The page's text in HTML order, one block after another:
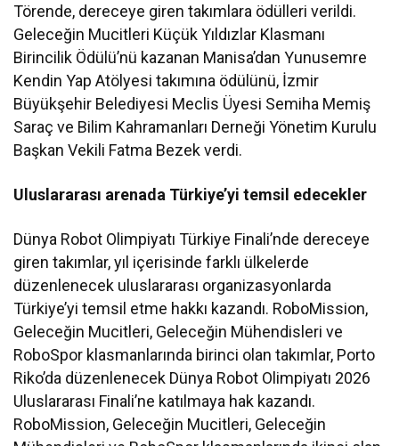
Törende, dereceye giren takımlara ödülleri verildi.
Geleceğin Mucitleri Küçük Yıldızlar Klasmanı
Birincilik Ödülü’nü kazanan Manisa’dan Yunusemre
Kendin Yap Atölyesi takımına ödülünü, İzmir
Büyükşehir Belediyesi Meclis Üyesi Semiha Memiş
Saraç ve Bilim Kahramanları Derneği Yönetim Kurulu
Başkan Vekili Fatma Bezek verdi.
Uluslararası arenada Türkiye’yi temsil edecekler
Dünya Robot Olimpiyatı Türkiye Finali’nde dereceye
giren takımlar, yıl içerisinde farklı ülkelerde
düzenlenecek uluslararası organizasyonlarda
Türkiye’yi temsil etme hakkı kazandı. RoboMission,
Geleceğin Mucitleri, Geleceğin Mühendisleri ve
RoboSpor klasmanlarında birinci olan takımlar, Porto
Riko’da düzenlenecek Dünya Robot Olimpiyatı 2026
Uluslararası Finali’ne katılmaya hak kazandı.
RoboMission, Geleceğin Mucitleri, Geleceğin